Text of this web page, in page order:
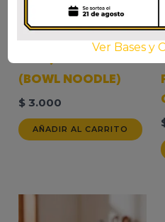
(BOWL NOODLE)
$ 3.000
AÑADIR AL CARRITO
Ver Bases y